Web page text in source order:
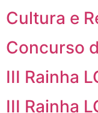
Cultura e
Concurso
III Rainha
III Rainha